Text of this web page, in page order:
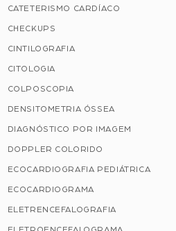
CATETERISMO CARDÍACO
CHECKUPS
CINTILOGRAFIA
CITOLOGIA
COLPOSCOPIA
DENSITOMETRIA ÓSSEA
DIAGNÓSTICO POR IMAGEM
DOPPLER COLORIDO
ECOCARDIOGRAFIA PEDIÁTRICA
ECOCARDIOGRAMA
ELETRENCEFALOGRAFIA